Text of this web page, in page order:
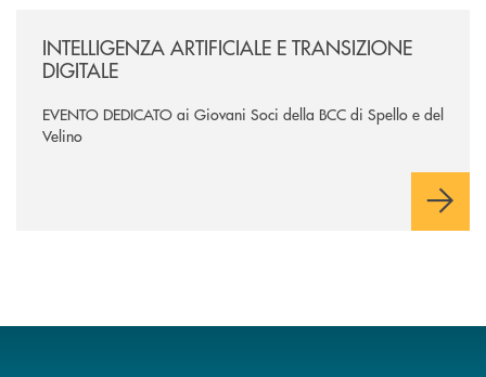
INTELLIGENZA ARTIFICIALE E TRANSIZIONE
DIGITALE
EVENTO DEDICATO ai Giovani Soci della BCC di Spello e del
Velino